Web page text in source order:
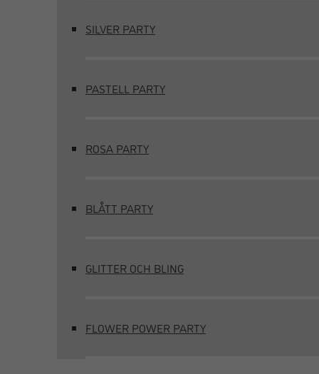
SILVER PARTY
PASTELL PARTY
ROSA PARTY
BLÅTT PARTY
GLITTER OCH BLING
FLOWER POWER PARTY